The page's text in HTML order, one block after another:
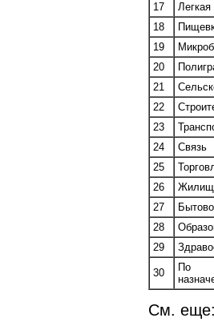
17
Легкая
18
19
20
21
22
23
24
Связь
25
26
27
28
29
30
По
См. еще: